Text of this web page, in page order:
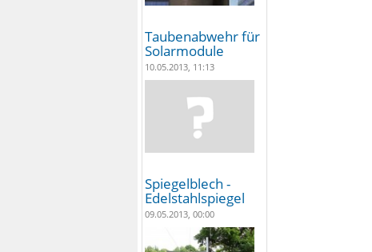
Taubenabwehr für
Solarmodule
10.05.2013, 11:13
Spiegelblech -
Edelstahlspiegel
09.05.2013, 00:00